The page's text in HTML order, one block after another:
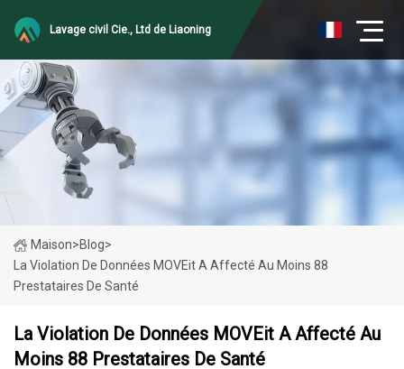
Lavage civil Cie., Ltd de Liaoning
Maison>Blog>
La Violation De Données MOVEit A Affecté Au Moins 88
Prestataires De Santé
La Violation De Données MOVEit A Affecté Au
Moins 88 Prestataires De Santé